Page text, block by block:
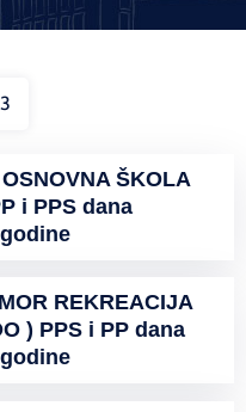
ŠKOLA
i PPS dana
REKREACIJA
) PPS i PP dana